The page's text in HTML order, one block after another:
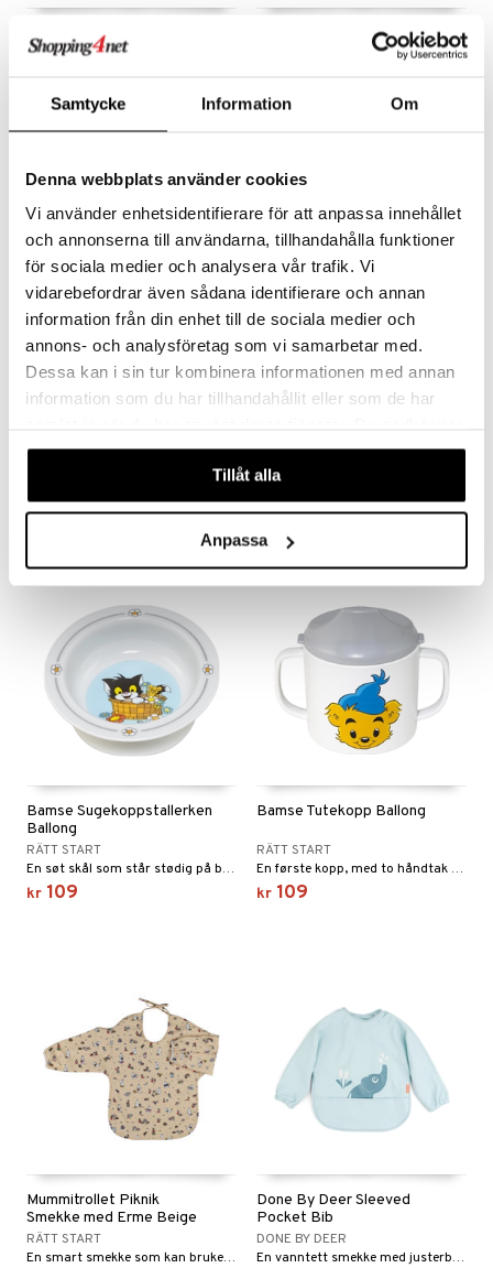
Samtycke Information Om
Denna webbplats använder cookies
Vi använder enhetsidentifierare för att anpassa innehållet
och annonserna till användarna, tillhandahålla funktioner
för sociala medier och analysera vår trafik. Vi
vidarebefordrar även sådana identifierare och annan
information från din enhet till de sociala medier och
annons- och analysföretag som vi samarbetar med.
Dessa kan i sin tur kombinera informationen med annan
information som du har tillhandahållit eller som de har
våra cookies vid fortsatt användande av vår webbplats.
Tillåt alla
Anpassa
Bamse Rullebag Turkis
369
Bamse Motiv Tallerken med
kr 139
kr 85 kr 89
Bamse Sugekoppstallerken
Ballong
RÄTT START
En søt skål som står stødig på bordet.
kr 109
Bamse Tutekopp Ballong
RÄTT START
En første kopp, med to håndtak og lokk.
kr 109
Mummitrollet Piknik
Smekke med Erme Beige
RÄTT START
En smart smekke som kan brukes ved mat og lek.
Done By Deer Sleeved
Pocket Bib
DONE BY DEER
En vanntett smekke med justerbar dobbel lukking og elastiske ermer.